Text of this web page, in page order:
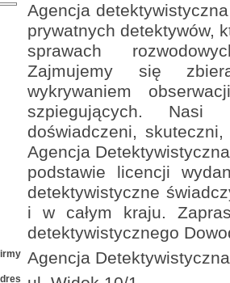
Agencja
prywatnych detektywów,
sprawach
Zajmujemy się
wykrywaniem
szpiegujących. Nasi
doświadczeni,
Agencja
podstawie licencji
detektywistyczne
i w całym kraju.
detektywistycznego
Agencja